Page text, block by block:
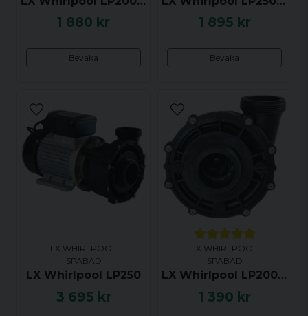
1 880 kr
Bevaka
1 895 kr
Bevaka
LX WHIRLPOOL
SPABAD
LX Whirlpool LP250
3 695 kr
LX WHIRLPOOL
SPABAD
LX Whirlpool LP200, WP200-I, WP200-II Pumphus
1 390 kr